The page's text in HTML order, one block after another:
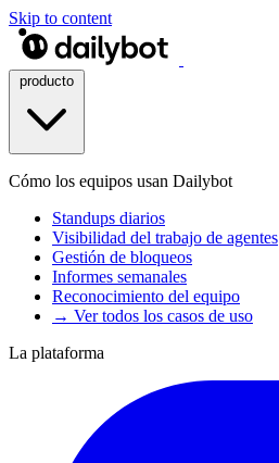
Skip to content
Cómo los equipos usan Dailybot
Standups diarios
Visibilidad del trabajo de agentes
Gestión de bloqueos
Informes semanales
Reconocimiento del equipo
→ Ver todos los casos de uso
La plataforma